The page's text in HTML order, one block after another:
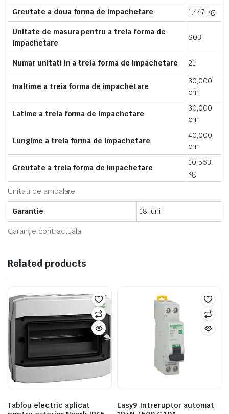
Unitati de ambalare
Greutate a doua forma de impachetare
1,447 kg
Unitate de masura pentru a treia forma de
impachetare
S03
Numar unitati in a treia forma de impachetare 21
Inaltime a treia forma de impachetare
30,000
cm
Latime a treia forma de impachetare
30,000
cm
Lungime a treia forma de impachetare
40,000
cm
Greutate a treia forma de impachetare
10,563
kg
Garanție contractuala
Garantie 18 luni
Related products
Tablou electric aplicat
Easy9 Intreruptor automat